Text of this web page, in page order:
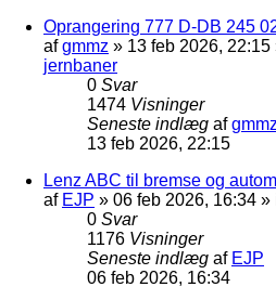
Oprangering 777 D-DB 245
afgmmz » 13 feb 2026, 22:15
jernbaner
0 Svar
1474 Visninger
Seneste indlæg afgmmz
13 feb 2026, 22:15
Lenz ABC til bremse og
af EJP » 06 feb 2026, 16:34 »
0 Svar
1176 Visninger
Seneste indlæg af EJP
06 feb 2026, 16:34